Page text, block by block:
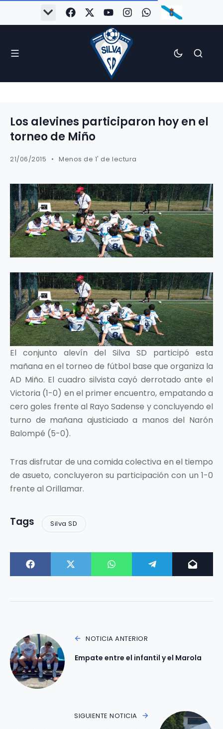
Los alevines participaron hoy en el
torneo de Miño
21/06/2015 Menos de 1' de lectura
El conjunto alevín del Silva SD participó esta
mañana en el torneo de fútbol base que organiza la
AD Miño. El cuadro silvista cayó derrotado ante el
Victoria (1-0) en el primer encuentro, empatando a
cero goles frente al Rayo Sadense y concluyendo el
turno de mañana ajusticiado a manos del Narón
Balompé (5-0).
Tras disfrutar de una comida colectiva en el tiempo
de asueto, concluyeron su participación con un 1-0
frente al Orillamar.
Tags Silva SD
NOTICIA ANTERIOR
Empate entre el infantil y el Marola
SIGUIENTE NOTICIA